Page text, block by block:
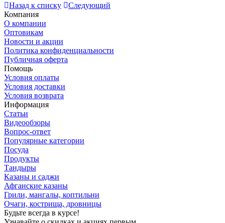
Назад к списку
Следующий
Компания
О компании
Оптовикам
Новости и акции
Политика конфиденциальности
Публичная оферта
Помощь
Условия оплаты
Условия доставки
Условия возврата
Информация
Статьи
Видеообзоры
Вопрос-ответ
Популярные категории
Посуда
Продукты
Тандыры
Казаны и саджи
Афганские казаны
Грили, мангалы, коптильни
Очаги, кострища, дровницы
Будьте всегда в курсе!